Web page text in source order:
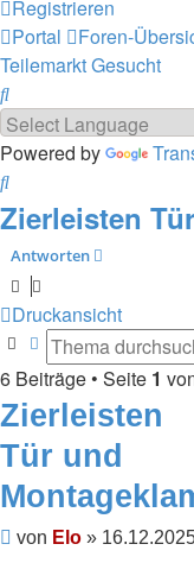
Registrieren
Portal
Foren-
TeilemarktGesucht
Suche
Powered by
Suche
Zierleisten
Antworten
Druckansicht
SucheErweiterte Suche
6 Beiträge • Seite 1
Zierleisten
Tür und
Beitrag
von Elo »